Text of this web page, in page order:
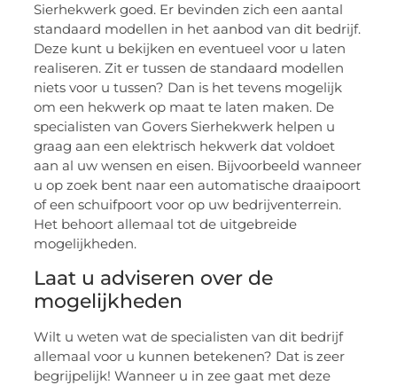
Sierhekwerk goed. Er bevinden zich een aantal
standaard modellen in het aanbod van dit bedrijf.
Deze kunt u bekijken en eventueel voor u laten
realiseren. Zit er tussen de standaard modellen
niets voor u tussen? Dan is het tevens mogelijk
om een hekwerk op maat te laten maken. De
specialisten van Govers Sierhekwerk helpen u
graag aan een elektrisch hekwerk dat voldoet
aan al uw wensen en eisen. Bijvoorbeeld wanneer
u op zoek bent naar een automatische draaipoort
of een schuifpoort voor op uw bedrijventerrein.
Het behoort allemaal tot de uitgebreide
mogelijkheden.
Laat u adviseren over de
mogelijkheden
Wilt u weten wat de specialisten van dit bedrijf
allemaal voor u kunnen betekenen? Dat is zeer
begrijpelijk! Wanneer u in zee gaat met deze